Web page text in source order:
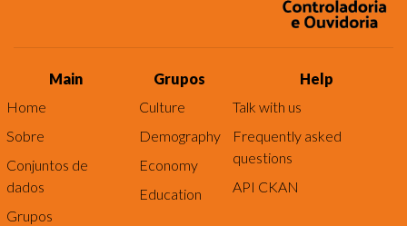
Main
Home
Sobre
Conjuntos de
dados
Grupos
Grupos
Culture
Demography
Economy
Education
Help
Talk with us
Frequently asked
questions
API CKAN